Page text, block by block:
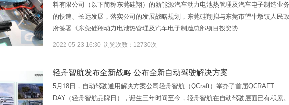
料有限公司（以下简称东莞硅翔）的新能源汽车动力电池热管理及汽车电子制造业务
的快速、长远发展，落实公司的发展战略规划，东莞硅翔拟与东莞市望牛墩镇人民政
府签署《东莞硅翔动力电池热管理及汽车电子制造总部项目投资协
2022-05-23 16:30 浏览次数：12730次
轻舟智航发布全新战略 公布全新自动驾驶解决方案
5月18日，自动驾驶通用解决方案公司轻舟智航（QCraft）举办了首届QCRAFT
DAY（轻舟智航品牌日），诞生三年时间至今，轻舟智航在自动驾驶层面已有积累。